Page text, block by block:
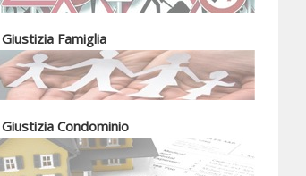
Giustizia Famiglia
Giustizia Condominio